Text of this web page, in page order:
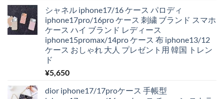
シャネル iphone17/16 ケース パロディ
iphone17pro/16pro ケース 刺繍 ブランド スマホ
ケース ハイ ブランド レディース
iphone15promax/14pro ケース 布 iphone13/12
ケース おしゃれ 大人 プレゼント用 韓国 トレン
ド
¥5,650
dior iphone17/17proケース 手帳型